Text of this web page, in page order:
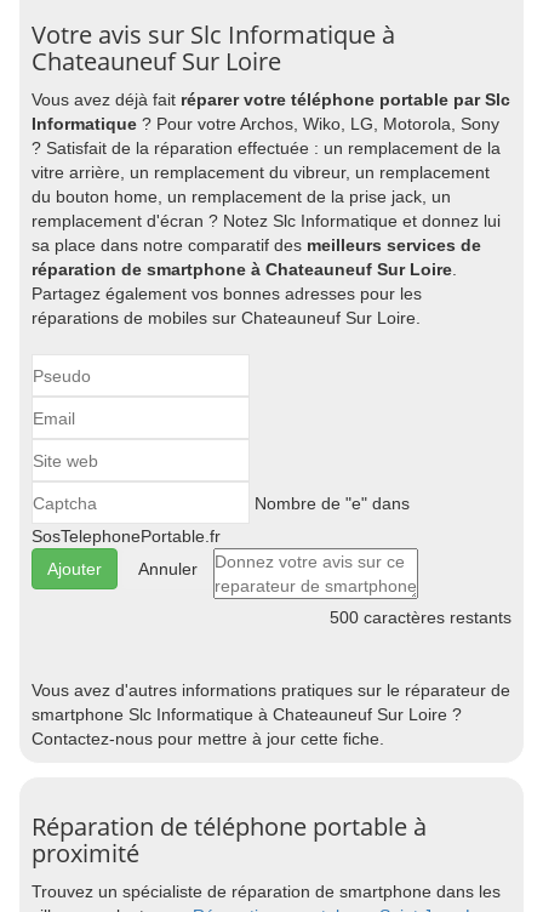
Votre avis sur Slc Informatique à
Chateauneuf Sur Loire
Vous avez déjà fait réparer votre téléphone portable par Slc
Informatique ? Pour votre Archos, Wiko, LG, Motorola, Sony
? Satisfait de la réparation effectuée : un remplacement de la
vitre arrière, un remplacement du vibreur, un remplacement
du bouton home, un remplacement de la prise jack, un
remplacement d'écran ? Notez Slc Informatique et donnez lui
sa place dans notre comparatif des meilleurs services de
réparation de smartphone à Chateauneuf Sur Loire
Partagez également vos bonnes adresses pour les
réparations de mobiles sur Chateauneuf Sur Loire.
Nombre de "e" dans
SosTelephonePortable.fr
Annuler
500 caractères restants
Vous avez d'autres informations pratiques sur le réparateur de
smartphone Slc Informatique à Chateauneuf Sur Loire ?
Contactez-nous pour mettre à jour cette fiche.
Réparation de téléphone portable à
proximité
Trouvez un spécialiste de réparation de smartphone dans les